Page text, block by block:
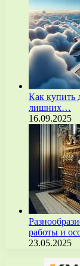
Как купить
лишних…
16.09.2025
работы и
23.05.2025